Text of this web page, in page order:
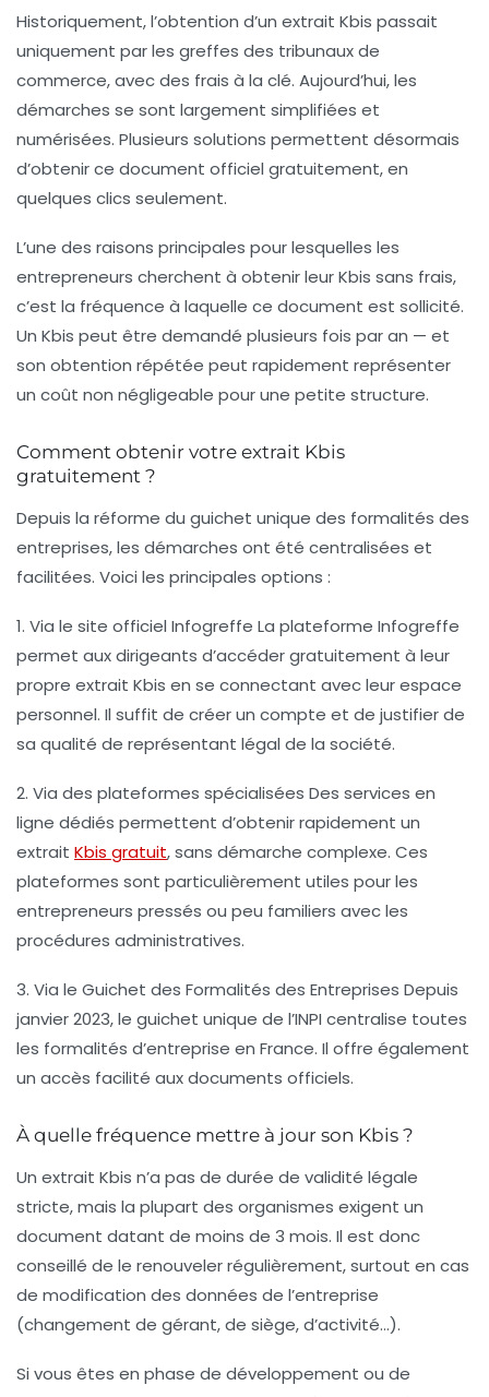
Historiquement, l’obtention d’un extrait Kbis passait
uniquement par les greffes des tribunaux de
commerce, avec des frais à la clé. Aujourd’hui, les
démarches se sont largement simplifiées et
numérisées. Plusieurs solutions permettent désormais
d’obtenir ce document officiel gratuitement, en
quelques clics seulement.
L’une des raisons principales pour lesquelles les
entrepreneurs cherchent à obtenir leur Kbis sans frais,
c’est la fréquence à laquelle ce document est sollicité.
Un Kbis peut être demandé plusieurs fois par an — et
son obtention répétée peut rapidement représenter
un coût non négligeable pour une petite structure.
Comment obtenir votre extrait Kbis
gratuitement ?
Depuis la réforme du guichet unique des formalités des
entreprises, les démarches ont été centralisées et
facilitées. Voici les principales options :
1. Via le site officiel Infogreffe La plateforme Infogreffe
permet aux dirigeants d’accéder gratuitement à leur
propre extrait Kbis en se connectant avec leur espace
personnel. Il suffit de créer un compte et de justifier de
sa qualité de représentant légal de la société.
2. Via des plateformes spécialisées Des services en
ligne dédiés permettent d’obtenir rapidement un
extrait Kbis gratuit, sans démarche complexe. Ces
plateformes sont particulièrement utiles pour les
entrepreneurs pressés ou peu familiers avec les
procédures administratives.
3. Via le Guichet des Formalités des Entreprises Depuis
janvier 2023, le guichet unique de l’INPI centralise toutes
les formalités d’entreprise en France. Il offre également
un accès facilité aux documents officiels.
À quelle fréquence mettre à jour son Kbis ?
Un extrait Kbis n’a pas de durée de validité légale
stricte, mais la plupart des organismes exigent un
document datant de moins de 3 mois. Il est donc
conseillé de le renouveler régulièrement, surtout en cas
de modification des données de l’entreprise
(changement de gérant, de siège, d’activité…).
Si vous êtes en phase de développement ou de